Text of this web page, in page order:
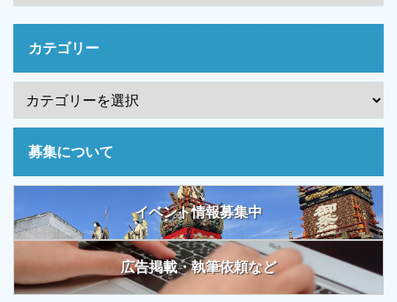
カテゴリー
募集について
イベント情報募集中
広告掲載・執筆依頼など